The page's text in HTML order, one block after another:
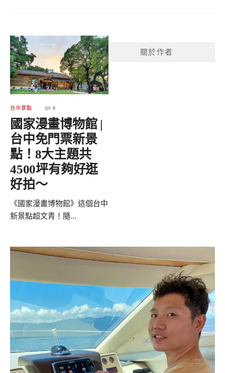
台中景點 0
國家漫畫博物館 |
台中免門票新景
點！8大主題共
4500坪有夠好逛
好拍～
《國家漫畫博物館》這個台中
新景點超文青！隨...
關於作者